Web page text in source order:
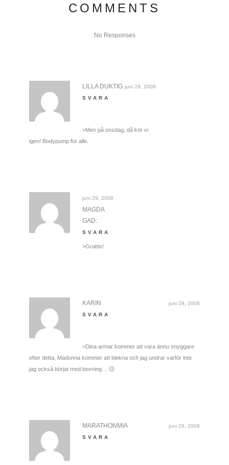
COMMENTS
No Responses
juni 29, 2008
LILLA DUKTIG
SVARA
>Men på onsdag, då kör vi
igen! Bodypump für alle.
juni 29, 2008
MAGDA
GAD:
SVARA
>Grattis!
juni 29, 2008
KARIN
SVARA
>Dina armar kommer att vara ännu snyggare
efter detta, Madonna kommer att blekna och jag undrar varför inte
jag också börjat med boxning… 😉
juni 29, 2008
MARATHONMIA
SVARA